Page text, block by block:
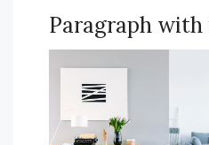
Paragraph with